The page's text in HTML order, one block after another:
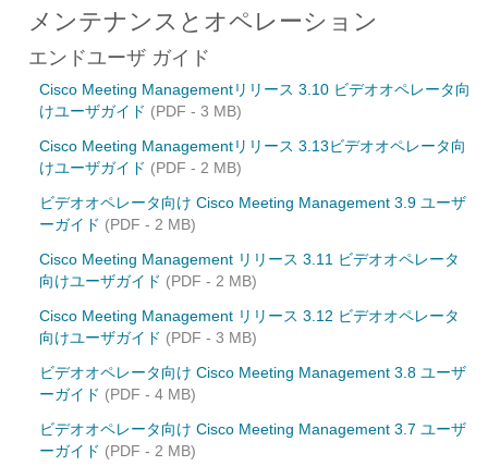
メンテナンスとオペレーション
エンドユーザ ガイド
Cisco Meeting Managementリリース 3.10 ビデオオペレータ向
けユーザガイド (PDF - 3 MB)
Cisco Meeting Managementリリース 3.13ビデオオペレータ向
けユーザガイド (PDF - 2 MB)
ビデオオペレータ向け Cisco Meeting Management 3.9 ユーザ
ーガイド (PDF - 2 MB)
Cisco Meeting Management リリース 3.11 ビデオオペレータ
向けユーザガイド (PDF - 2 MB)
Cisco Meeting Management リリース 3.12 ビデオオペレータ
向けユーザガイド (PDF - 3 MB)
ビデオオペレータ向け Cisco Meeting Management 3.8 ユーザ
ーガイド (PDF - 4 MB)
ビデオオペレータ向け Cisco Meeting Management 3.7 ユーザ
ーガイド (PDF - 2 MB)